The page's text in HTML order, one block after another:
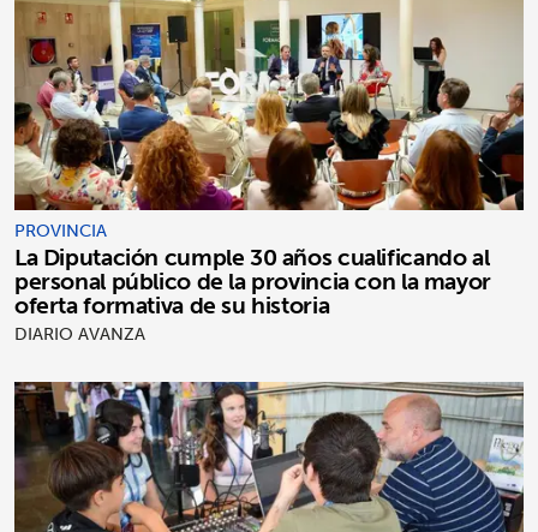
PROVINCIA
La Diputación cumple 30 años cualificando al
personal público de la provincia con la mayor
oferta formativa de su historia
DIARIO AVANZA